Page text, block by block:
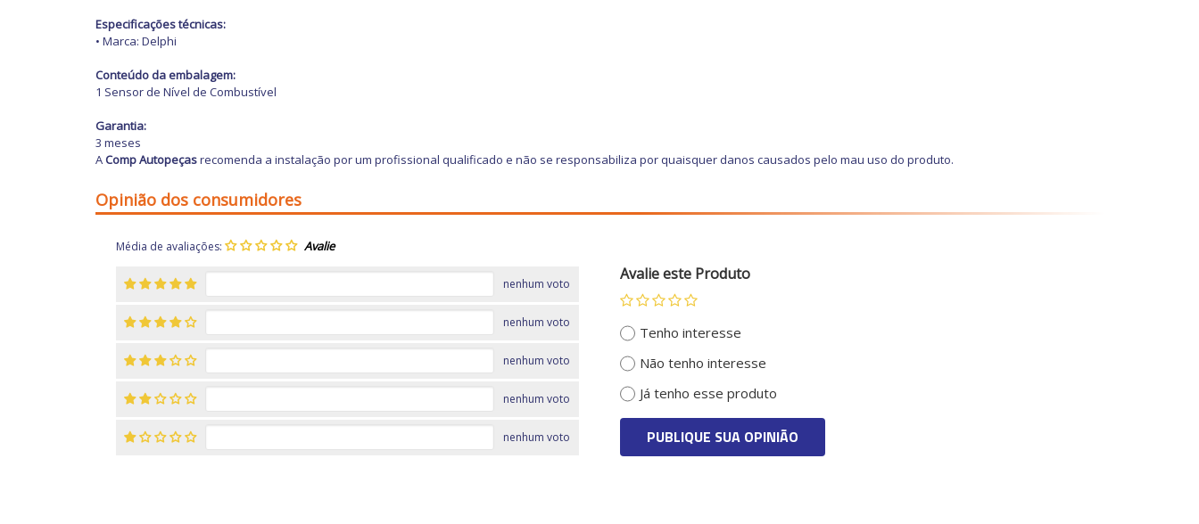
Especificações técnicas:
• Marca: Delphi
Conteúdo da embalagem:
1 Sensor de Nível de Combustível
Garantia:
3 meses
AComp Autopeçasrecomenda a instalação por um profissional qualificado e não se responsabiliza por quaisquer danos causados pelo mau uso do produto.
Opinião dos consumidores
Média de avaliações:
nenhum voto
nenhum voto
nenhum voto
nenhum voto
nenhum voto
Avalie este Produto
Tenho interesse
Não tenho interesse
Já tenho esse produto
PUBLIQUE SUA OPINIÃO